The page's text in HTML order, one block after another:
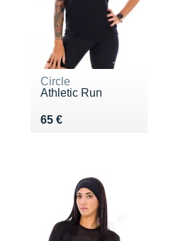
Circle
Athletic Run
65 €
Vendu 65 €